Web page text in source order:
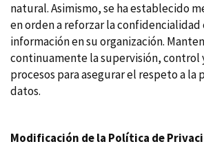
natural. Asimismo, se ha establecido
en orden a reforzar la
información en su organización.
continuamente la supervisión, control
procesos para asegurar el respeto a la
datos.
Modificación de la Política de